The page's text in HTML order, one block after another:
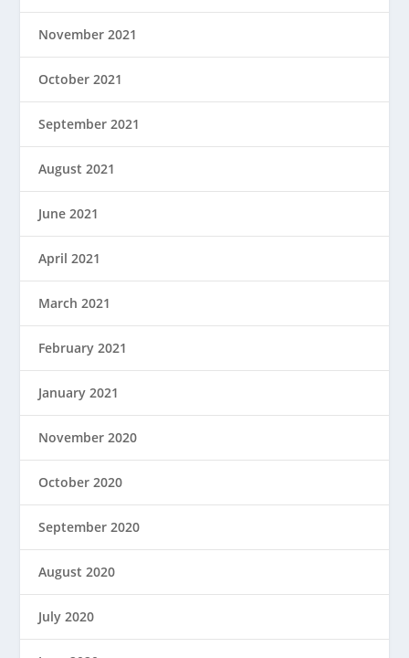
November 2021
October 2021
September 2021
August 2021
June 2021
April 2021
March 2021
February 2021
January 2021
November 2020
October 2020
September 2020
August 2020
July 2020